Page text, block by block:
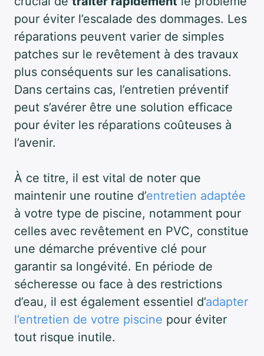
pour éviter l’escalade des dommages. Les
réparations peuvent varier de simples
patches sur le revêtement à des travaux
plus conséquents sur les canalisations.
Dans certains cas, l’entretien préventif
peut s’avérer être une solution efficace
pour éviter les réparations coûteuses à
l’avenir.
À ce titre, il est vital de noter que
maintenir une routine d’entretien adaptée
à votre type de piscine, notamment pour
celles avec revêtement en PVC, constitue
une démarche préventive clé pour
garantir sa longévité. En période de
sécheresse ou face à des restrictions
d’eau, il est également essentiel d’adapter
l’entretien de votre piscine pour éviter
tout risque inutile.